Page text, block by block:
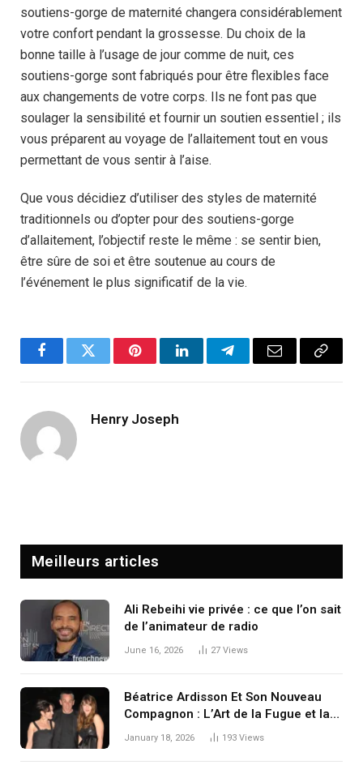
soutiens-gorge de maternité changera considérablement
votre confort pendant la grossesse. Du choix de la
bonne taille à l’usage de jour comme de nuit, ces
soutiens-gorge sont fabriqués pour être flexibles face
aux changements de votre corps. Ils ne font pas que
soulager la sensibilité et fournir un soutien essentiel ; ils
vous préparent au voyage de l’allaitement tout en vous
permettant de vous sentir à l’aise.
Que vous décidiez d’utiliser des styles de maternité
traditionnels ou d’opter pour des soutiens-gorge
d’allaitement, l’objectif reste le même : se sentir bien,
être sûre de soi et être soutenue au cours de
l’événement le plus significatif de la vie.
FacebookTwitter PinterestLinkedInTelegramEmail
Copy
Henry Joseph
Meilleurs articles
Ali Rebeihi vie privée : ce que l’on sait
de l’animateur de radio
June 16, 2026 27 Views
Béatrice Ardisson Et Son Nouveau
Compagnon : L’Art de la Fugue et la
Renaissance d’une Icône de l’Ombre
January 18, 2026 193 Views